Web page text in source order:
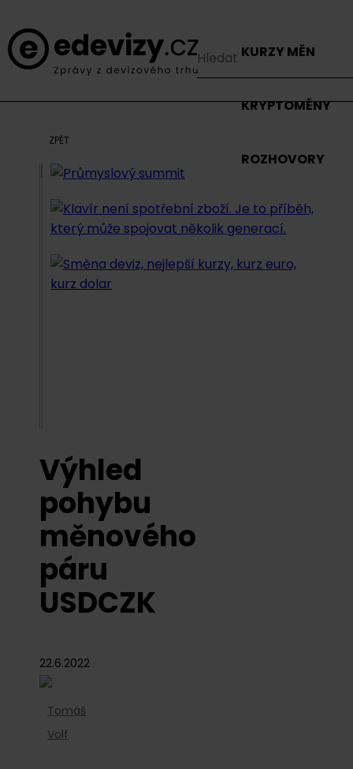
KURZY MĚN
KRYPTOMĚNY
ROZHOVORY
ZPĚT
Výhled
pohybu
měnového
páru
USDCZK
22.6.2022
Tomáš
Volf